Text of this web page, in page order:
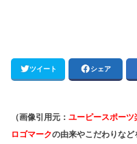
ツイート シェア
（画像引用元： ユーピースポー
ロゴマークの由来やこだわりな